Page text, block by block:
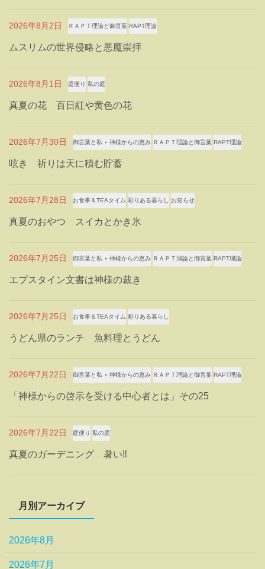
2026年8月2日 ＲＡＰＴ理論と御言葉 RAPT理論
ムスリムの世界侵略と悪魔崇拝
2026年8月1日 庭便り 私の庭
真夏の花 百日紅や黄色の花
2026年7月30日 御言葉と私 ⋆ 神様からの恵み ＲＡＰＴ理論と御言葉 RAPT理論
呟き 祈りは天に積む貯蓄
2026年7月28日 お食事＆TEAタイム 彩りある暮らし お知らせ
真夏のおやつ スイカとかき氷
2026年7月25日 御言葉と私 ⋆ 神様からの恵み ＲＡＰＴ理論と御言葉 RAPT理論
エプスタイン文書は神様の裁き
2026年7月25日 お食事＆TEAタイム 彩りある暮らし
うどん県のランチ 魚料理とうどん
2026年7月22日 御言葉と私 ⋆ 神様からの恵み ＲＡＰＴ理論と御言葉 RAPT理論
「神様からの啓示を受ける中心者とは」その25
2026年7月22日 庭便り 私の庭
真夏のガーデニング 暑い‼
月別アーカイブ
2026年8月
2026年7月